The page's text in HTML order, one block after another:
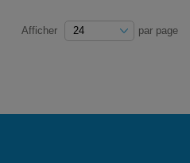
Afficher par page